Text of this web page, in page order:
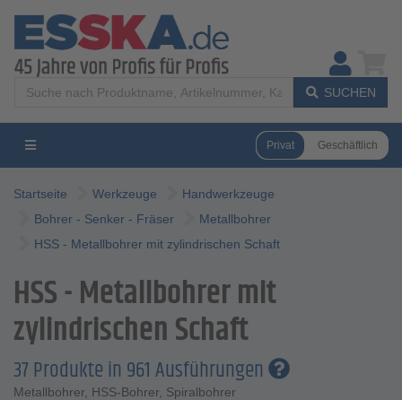
SUCHEN
Privat Geschäftlich
Startseite Werkzeuge
Handwerkzeuge
Bohrer - Senker - Fräser
Metallbohrer
HSS - Metallbohrer mit zylindrischen Schaft
HSS - Metallbohrer mit
zylindrischen Schaft
37 Produkte in 961 Ausführungen
Metallbohrer, HSS-Bohrer, Spiralbohrer